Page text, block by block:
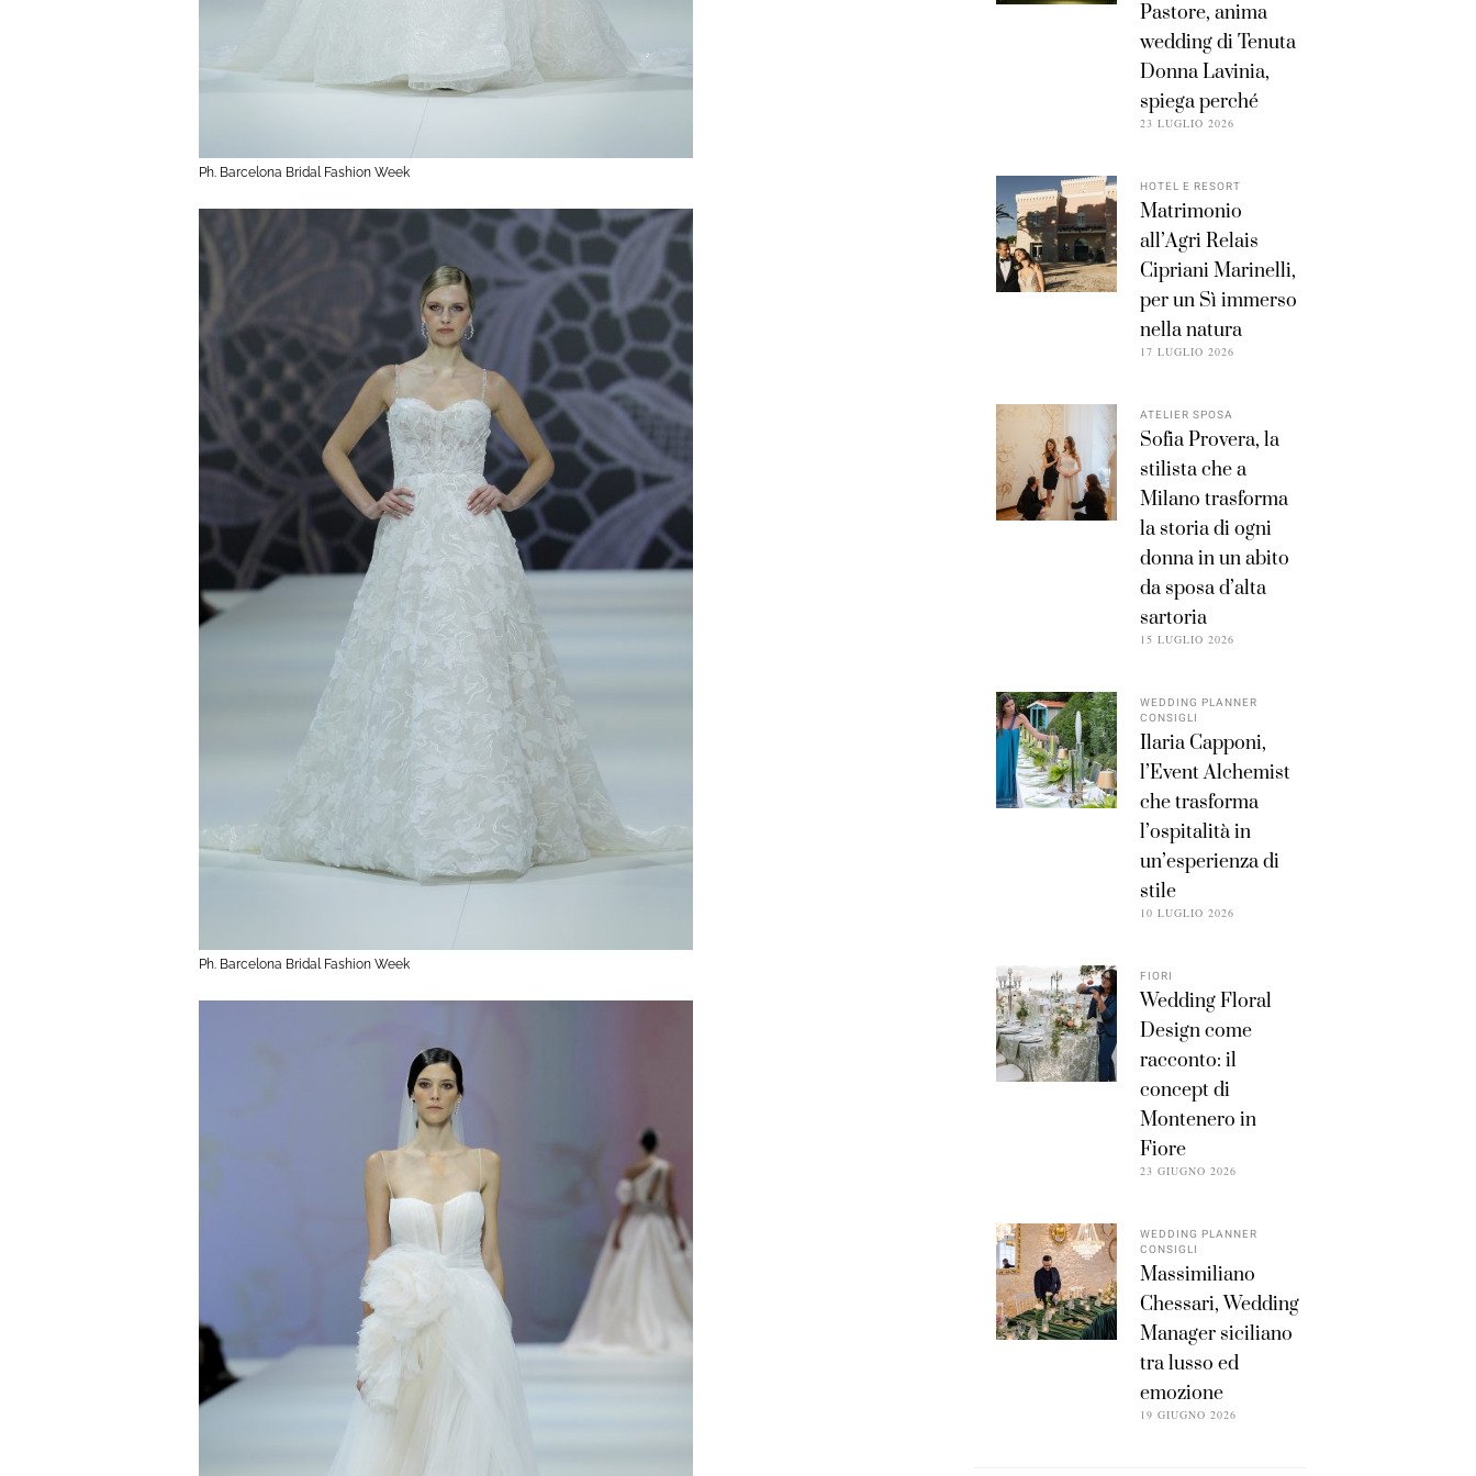
Ph. Barcelona Bridal Fashion Week
Ph. Barcelona Bridal Fashion Week
Pastore, anima
wedding di Tenuta
Donna Lavinia,
spiega perché
23 LUGLIO 2026
HOTEL E RESORT
Matrimonio
all’Agri Relais
Cipriani Marinelli,
per un Sì immerso
nella natura
17 LUGLIO 2026
ATELIER SPOSA
Sofia Provera, la
stilista che a
Milano trasforma
la storia di ogni
donna in un abito
da sposa d’alta
sartoria
15 LUGLIO 2026
WEDDING PLANNER
CONSIGLI
Ilaria Capponi,
l’Event Alchemist
che trasforma
l’ospitalità in
un’esperienza di
stile
10 LUGLIO 2026
FIORI
Wedding Floral
Design come
racconto: il
concept di
Montenero in
Fiore
23 GIUGNO 2026
WEDDING PLANNER
CONSIGLI
Massimiliano
Chessari, Wedding
Manager siciliano
tra lusso ed
emozione
19 GIUGNO 2026